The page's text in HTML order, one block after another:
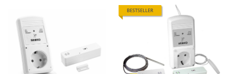
BESTSELLER